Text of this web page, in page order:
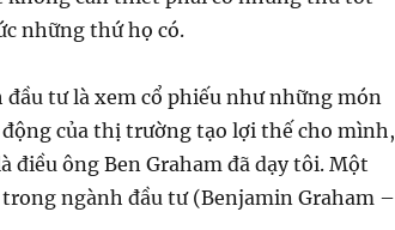
những thứ họ có.
tư là xem cổ phiếu như những món
của thị trường tạo lợi thế cho mình,
điều ông Ben Graham đã dạy tôi. Một
ngành đầu tư (Benjamin Graham –